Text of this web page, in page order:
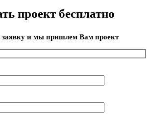
проект бесплатно
заявку и мы пришлем Вам проект